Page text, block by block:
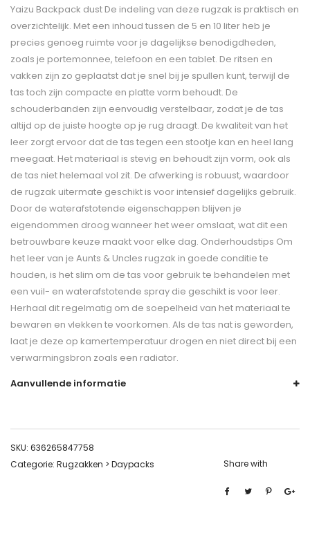
Yaizu Backpack dust De indeling van deze rugzak is praktisch en
overzichtelijk. Met een inhoud tussen de 5 en 10 liter heb je
precies genoeg ruimte voor je dagelijkse benodigdheden,
zoals je portemonnee, telefoon en een tablet. De ritsen en
vakken zijn zo geplaatst dat je snel bij je spullen kunt, terwijl de
tas toch zijn compacte en platte vorm behoudt. De
schouderbanden zijn eenvoudig verstelbaar, zodat je de tas
altijd op de juiste hoogte op je rug draagt. De kwaliteit van het
leer zorgt ervoor dat de tas tegen een stootje kan en heel lang
meegaat. Het materiaal is stevig en behoudt zijn vorm, ook als
de tas niet helemaal vol zit. De afwerking is robuust, waardoor
de rugzak uitermate geschikt is voor intensief dagelijks gebruik.
Door de waterafstotende eigenschappen blijven je
eigendommen droog wanneer het weer omslaat, wat dit een
betrouwbare keuze maakt voor elke dag. Onderhoudstips Om
het leer van je Aunts & Uncles rugzak in goede conditie te
houden, is het slim om de tas voor gebruik te behandelen met
een vuil- en waterafstotende spray die geschikt is voor leer.
Herhaal dit regelmatig om de soepelheid van het materiaal te
bewaren en vlekken te voorkomen. Als de tas nat is geworden,
laat je deze op kamertemperatuur drogen en niet direct bij een
verwarmingsbron zoals een radiator.
Aanvullende informatie
SKU: 636265847758
Categorie: Rugzakken > Daypacks Share with